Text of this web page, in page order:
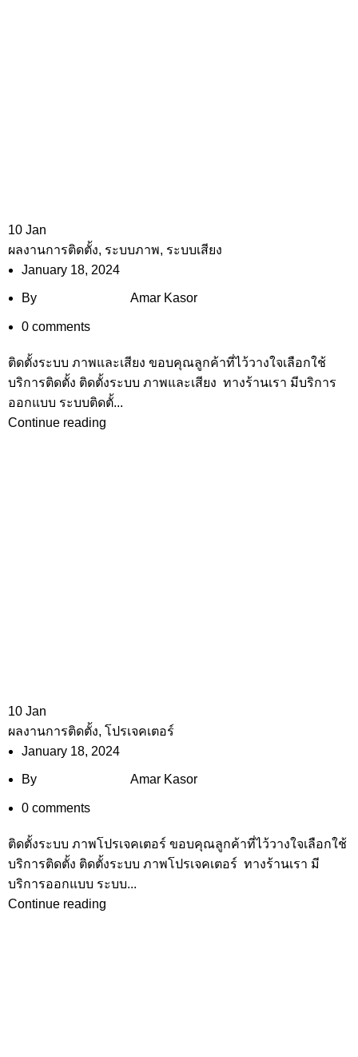
10 Jan
ผลงานการติดตั้ง, ระบบภาพ, ระบบเสียง
January 18, 2024
By Amar Kasor
0 comments
ติดตั้งระบบ ภาพและเสียง ขอบคุณลูกค้าที่ไว้วางใจเลือกใช้
บริการติดตั้ง ติดตั้งระบบ ภาพและเสียง ทางร้านเรา มีบริการ
ออกแบบ ระบบติดตั้...
Continue reading
10 Jan
ผลงานการติดตั้ง, โปรเจคเตอร์
January 18, 2024
By Amar Kasor
0 comments
ติดตั้งระบบ ภาพโปรเจคเตอร์ ขอบคุณลูกค้าที่ไว้วางใจเลือกใช้
บริการติดตั้ง ติดตั้งระบบ ภาพโปรเจคเตอร์ ทางร้านเรา มี
บริการออกแบบ ระบบ...
Continue reading